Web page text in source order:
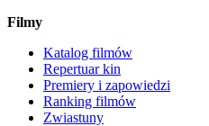
Filmy
Katalog filmów
Repertuar kin
Premiery i zapowiedzi
Ranking filmów
Zwiastuny